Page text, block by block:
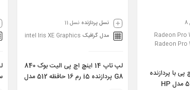
Radeon Pro
Radeon Pro
اینچ اچ پی با پردازنده
i7 رم 16 و حافظه 512 مدل HP
نسل پردازنده نسل 11
مدل گرافیک intel Iris XE Graphics
لپ تاپ 14 اینچ اچ پی الیت بوک 840
G8 پردازنده i5 رم 16 حافظه 512 مدل